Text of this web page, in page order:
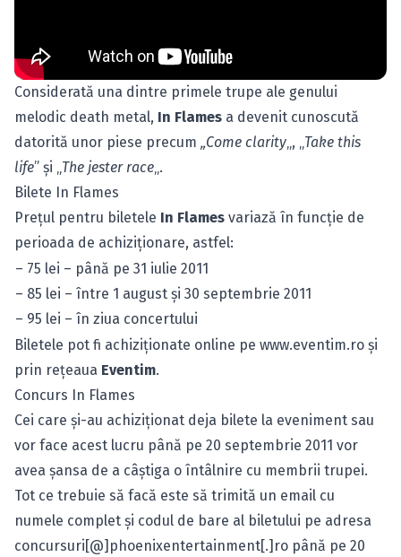
Considerată una dintre primele trupe ale genului
melodic death metal, In Flames a devenit cunoscută
datorită unor piese precum „Come clarity„, „Take this
life” şi „The jester race„.
Bilete In Flames
Preţul pentru biletele In Flames variază în funcţie de
perioada de achiziţionare, astfel:
– 75 lei – până pe 31 iulie 2011
– 85 lei – între 1 august şi 30 septembrie 2011
– 95 lei – în ziua concertului
Biletele pot fi achiziţionate online pe www.eventim.ro şi
prin reţeaua Eventim.
Concurs In Flames
Cei care şi-au achiziţionat deja bilete la eveniment sau
vor face acest lucru până pe 20 septembrie 2011 vor
avea şansa de a câştiga o întâlnire cu membrii trupei.
Tot ce trebuie să facă este să trimită un email cu
numele complet şi codul de bare al biletului pe adresa
concursuri[@]phoenixentertainment[.]ro până pe 20